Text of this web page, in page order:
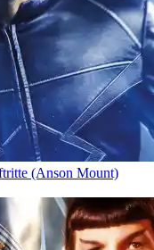
(Anson Mount)